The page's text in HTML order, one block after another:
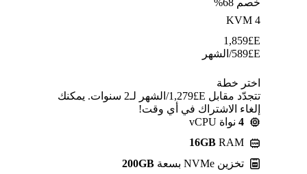
KVM 4
E£
1,859
E£
589/الشهر
اختر خطة
تتجدّد مقابل E£⁦1,279⁩/الشهر لـ2 سنوات. يمكنك
إلغاء الاشتراك في أي وقت!
4 نواة vCPU
16GB RAM
تخزين NVMe بسعة
200GB